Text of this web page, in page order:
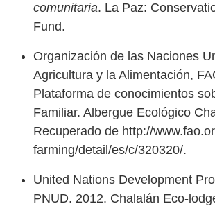
comunitaria. La Paz:
Fund.
Organización de las Naciones
Agricultura y la Alimentación,
Plataforma de conocimientos
Familiar. Albergue Ecológico
Recuperado de http://
farming/detail/es/c/320320/.
United Nations Development
PNUD. 2012. Chalalán Eco-